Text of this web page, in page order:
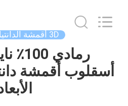
3D أقمشة الدانتيل الأزهار
أسقلوب أقمشة